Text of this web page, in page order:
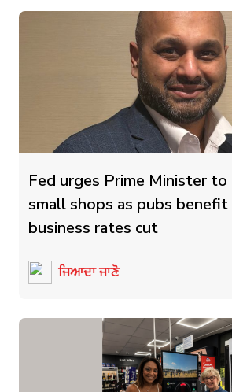
Fed urges Prime Minister to
small shops as pubs benefit
business rates cut
ਜਿਆਦਾ ਜਾਣੋ